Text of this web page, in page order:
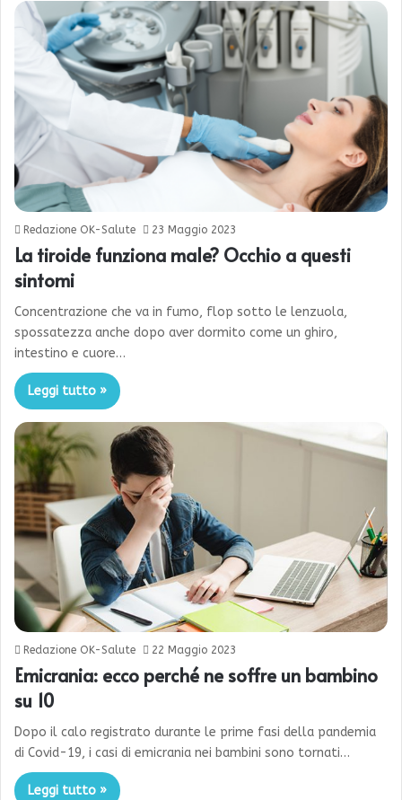
Redazione OK-Salute 23 Maggio 2023
La tiroide funziona male? Occhio a questi
sintomi
Concentrazione che va in fumo, flop sotto le lenzuola,
spossatezza anche dopo aver dormito come un ghiro,
intestino e cuore…
Leggi tutto »
Redazione OK-Salute 22 Maggio 2023
Emicrania: ecco perché ne soffre un bambino
su 10
Dopo il calo registrato durante le prime fasi della pandemia
di Covid-19, i casi di emicrania nei bambini sono tornati…
Leggi tutto »